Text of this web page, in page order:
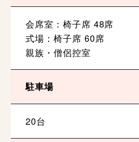
会席室：椅子席 48席
式場：椅子席 60席
親族・僧侶控室
駐車場
20台